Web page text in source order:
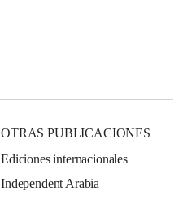
OTRAS PUBLICACIONES
Ediciones internacionales
Independent Arabia